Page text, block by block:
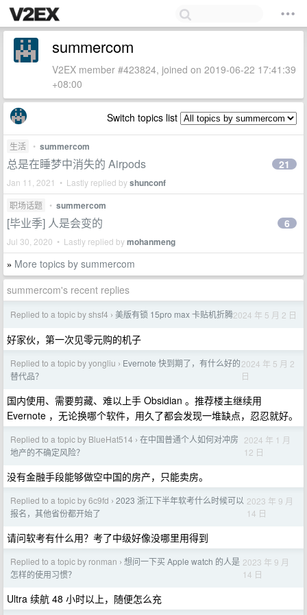
summercom
V2EX member #423824, joined on 2019-06-22 17:41:39
+08:00
Switch topics list
生活 • summercom
总是在睡梦中消失的 Airpods
Jan 11, 2021 • Lastly replied byshunconf
21
职场话题 • summercom
[毕业季] 人是会变的
Jul 30, 2020 • Lastly replied bymohanmeng
6
» More topics by summercom
summercom's recent replies
Replied to a topic by shsf4 › 美版有锁 15pro max 卡贴机折腾2024 年 5 月 2 日
好家伙，第一次见零元购的机子
Replied to a topic by yongliu › Evernote 快到期了，有什么好的
替代品？
2024 年 5 月 2
日
国内使用、需要剪藏、难以上手 Obsidian 。推荐楼主继续用
Evernote ，无论换哪个软件，用久了都会发现一堆缺点，忍忍就好。
Replied to a topic by BlueHat514 › 在中国普通个人如何对冲房
地产的不确定风险？
2024 年 1 月
12 日
没有金融手段能够做空中国的房产，只能卖房。
Replied to a topic by 6c9fd › 2023 浙江下半年软考什么时候可以
报名，其他省份都开始了
2023 年 9 月
14 日
请问软考有什么用？考了中级好像没哪里用得到
Replied to a topic by ronman › 想问一下买 Apple watch 的人是
怎样的使用习惯？
2023 年 9 月
14 日
Ultra 续航 48 小时以上，随便怎么充